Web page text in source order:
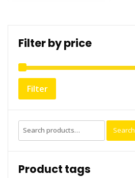
Filter by price
Filter
Search
for:
Search
Product tags